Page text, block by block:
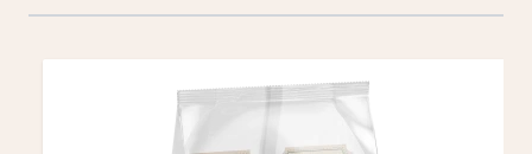
Drücke, um das Karussell zu überspringen